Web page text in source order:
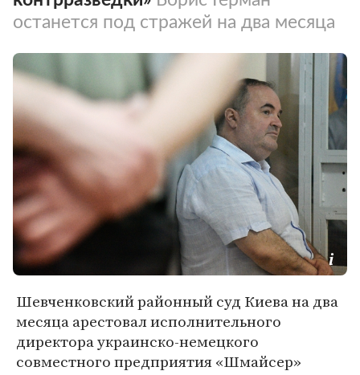
останется под стражей на два месяца
Шевченковский районный суд Киева на два
месяца арестовал исполнительного
директора украинско-немецкого
совместного предприятия «Шмайсер»